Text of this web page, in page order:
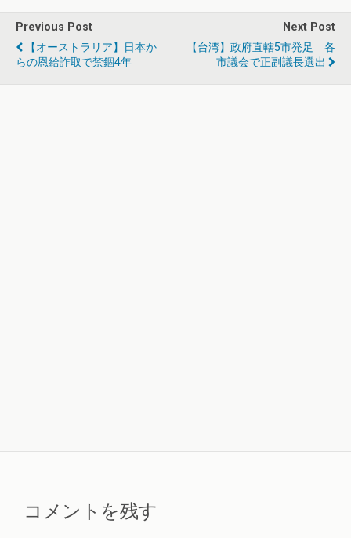
Previous Post
【オーストラリア】日本か
らの恩給詐取で禁錮4年
Next Post
【台湾】政府直轄5市発足 各
市議会で正副議長選出
コメントを残す